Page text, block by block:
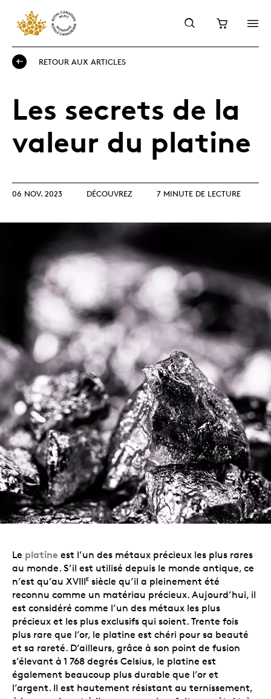
RETOUR AUX ARTICLES
Les secrets de la
valeur du platine
06 NOV. 2023 DÉCOUVREZ 7 MINUTE DE LECTURE
Le platine est l’un des métaux précieux les plus rares
au monde. S’il est utilisé depuis le monde antique, ce
n’est qu’au XVIIIE siècle qu’il a pleinement été
reconnu comme un matériau précieux. Aujourd’hui, il
est considéré comme l’un des métaux les plus
précieux et les plus exclusifs qui soient. Trente fois
plus rare que l’or, le platine est chéri pour sa beauté
et sa rareté. D’ailleurs, grâce à son point de fusion
s’élevant à 1 768 degrés Celsius, le platine est
également beaucoup plus durable que l’or et
l’argent. Il est hautement résistant au ternissement,